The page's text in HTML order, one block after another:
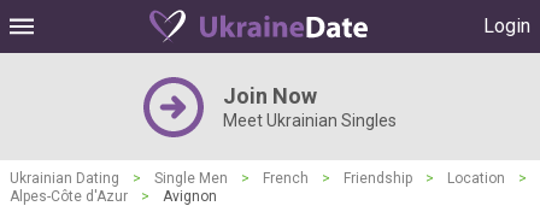
Login
Join Now
Meet Ukrainian Singles
Ukrainian Dating > Single Men > French > Friendship > Location
>
Alpes-Côte d'Azur
> Avignon